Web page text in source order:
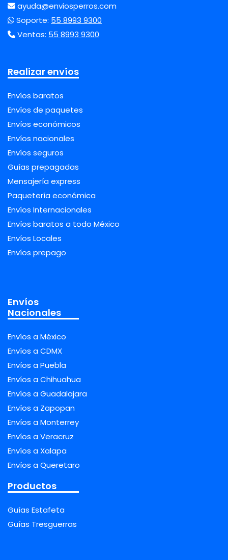
ayuda@enviosperros.com
Soporte: 55 8993 9300
Ventas: 55 8993 9300
Realizar envíos
Envíos baratos
Envíos de paquetes
Envíos económicos
Envíos nacionales
Envíos seguros
Guías prepagadas
Mensajería express
Paquetería económica
Envíos Internacionales
Envíos baratos a todo México
Envíos Locales
Envíos prepago
Envíos
Nacionales
Envíos a México
Envíos a CDMX
Envíos a Puebla
Envíos a Chihuahua
Envíos a Guadalajara
Envíos a Zapopan
Envíos a Monterrey
Envíos a Veracruz
Envíos a Xalapa
Envíos a Queretaro
Productos
Guías Estafeta
Guías Tresguerras